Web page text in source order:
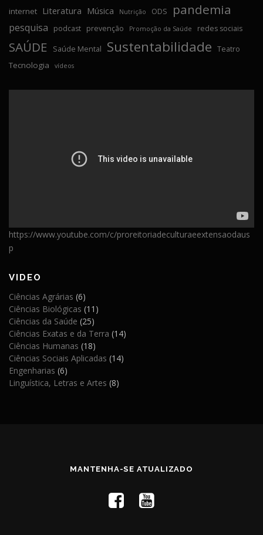
internet Literatura Música Nutrição ODS pandemia
pesquisa podcast prevenção Promoção da Saúde redes sociais
SAÚDE Saúde Mental Sustentabilidade Teatro
Tecnologia vídeos
https://www.youtube.com/c/proreitoriadeculturaeextensaodaus
p
VIDEO
Ciências Agrárias (6)
Ciências Biológicas (11)
Ciências da Saúde (25)
Ciências Exatas e da Terra (14)
Ciências Humanas (18)
Ciências Sociais Aplicadas (14)
Engenharias (6)
Linguística, Letras e Artes (8)
MANTENHA-SE ATUALIZADO